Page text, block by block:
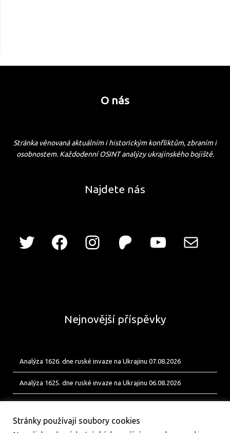
O nás
Stránka věnovaná aktuálním i historickým konfliktům, zbraním i
osobnostem. Každodenní OSINT analýzy ukrajinského bojiště.
Najdete nás
Nejnovější příspěvky
Analýza 1626. dne ruské invaze na Ukrajinu 07.08.2026
Analýza 1625. dne ruské invaze na Ukrajinu 06.08.2026
Stránky používají soubory cookies